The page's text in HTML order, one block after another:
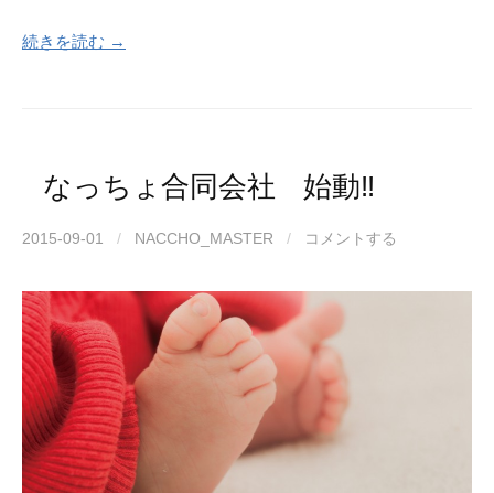
続きを読む →
なっちょ合同会社 始動!!
2015-09-01 / NACCHO_MASTER / コメントする